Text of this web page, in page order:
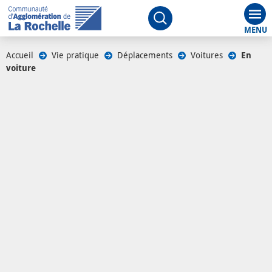
Ouvrir le moteur de
Accueil Vie pratique Déplacements Voitures
En
voiture